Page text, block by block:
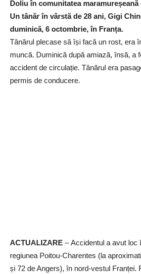
Doliu în comunitatea
Un tânăr în vârstă de 28 ani, Gigi
duminică, 6 octombrie, în Franța.
Tânărul plecase să își facă un rost, era
muncă. Duminică după amiază, însă, a
accident de circulație. Tânărul era
permis de conducere.
ACTUALIZARE – Accidentul a avut loc
regiunea Poitou-Charentes (la
și 72 de Angers), în nord-vestul Franței.